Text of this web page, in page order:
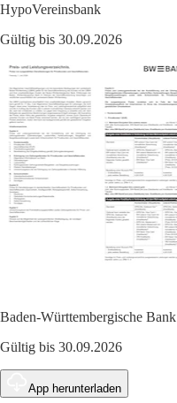
HypoVereinsbank
Gültig bis 30.09.2026
Baden-Württembergische Bank
Gültig bis 30.09.2026
App herunterladen